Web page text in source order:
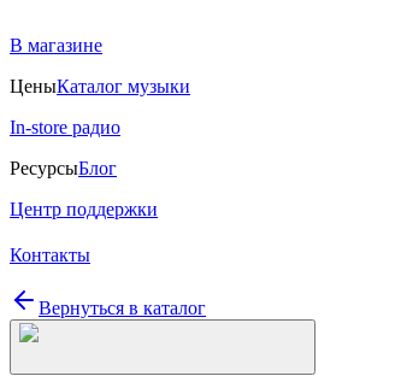
В магазине
ЦеныКаталог музыки
In-store радио
РесурсыБлог
Центр поддержки
Контакты
Вернуться в каталог